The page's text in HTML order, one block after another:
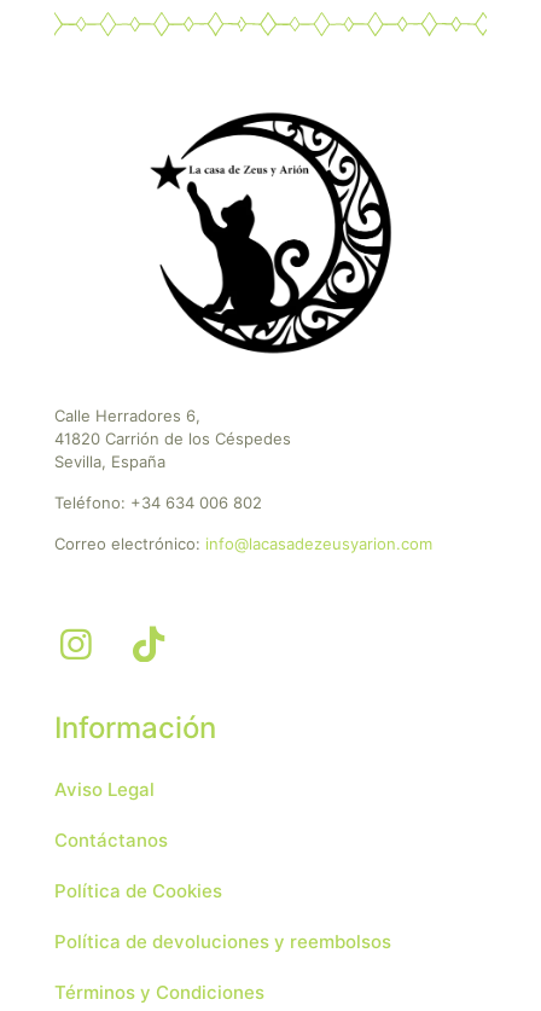
Calle Herradores 6,
41820 Carrión de los Céspedes
Sevilla, España
Teléfono: +34 634 006 802
Correo electrónico: info@lacasadezeusyarion.com
Información
Aviso Legal
Contáctanos
Política de Cookies
Política de devoluciones y reembolsos
Términos y Condiciones